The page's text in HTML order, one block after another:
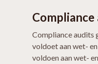
Compliance audits
voldoet aan wet-
voldoen aan wet-